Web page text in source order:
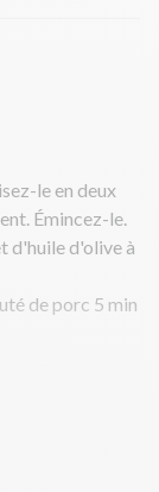
le en deux
Émincez-le.
d'huile d'olive à
de porc 5 min